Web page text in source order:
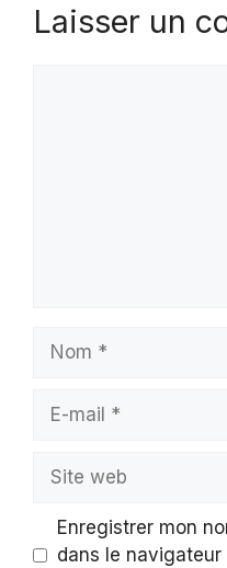
Laisser un
mail
web
Enregistrer mon
dans le